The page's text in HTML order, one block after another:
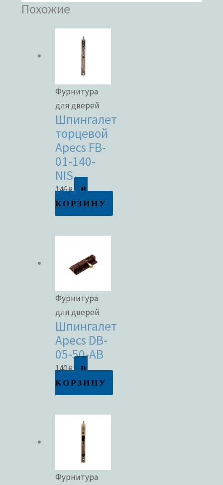
Похожие
Фурнитура
для дверей
Шпингалет
торцевой
Apecs FB-
01-140-
NIS
146₽
В
КОРЗИНУ
Фурнитура
для дверей
Шпингалет
Apecs DB-
05-50-AB
140₽
В
КОРЗИНУ
Фурнитура